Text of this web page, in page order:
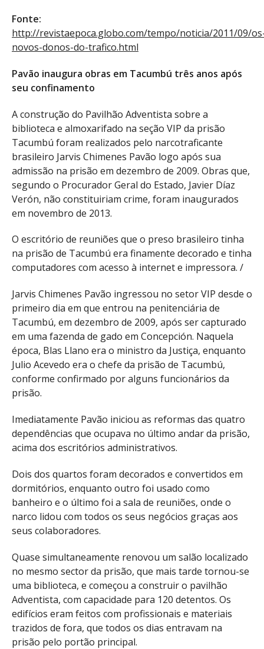
Fonte:
http://revistaepoca.globo.com/tempo/noticia/2011/09/
novos-donos-do-trafico.html
Pavão inaugura obras em Tacumbú três anos após
seu confinamento
A construção do Pavilhão Adventista sobre a
biblioteca e almoxarifado na seção VIP da prisão
Tacumbú foram realizados pelo narcotraficante
brasileiro Jarvis Chimenes Pavão logo após sua
admissão na prisão em dezembro de 2009. Obras que,
segundo o Procurador Geral do Estado, Javier Díaz
Verón, não constituiriam crime, foram inaugurados
em novembro de 2013.
O escritório de reuniões que o preso brasileiro tinha
na prisão de Tacumbú era finamente decorado e tinha
computadores com acesso à internet e impressora. /
Jarvis Chimenes Pavão ingressou no setor VIP desde o
primeiro dia em que entrou na penitenciária de
Tacumbú, em dezembro de 2009, após ser capturado
em uma fazenda de gado em Concepción. Naquela
época, Blas Llano era o ministro da Justiça, enquanto
Julio Acevedo era o chefe da prisão de Tacumbú,
conforme confirmado por alguns funcionários da
prisão.
Imediatamente Pavão iniciou as reformas das quatro
dependências que ocupava no último andar da prisão,
acima dos escritórios administrativos.
Dois dos quartos foram decorados e convertidos em
dormitórios, enquanto outro foi usado como
banheiro e o último foi a sala de reuniões, onde o
narco lidou com todos os seus negócios graças aos
seus colaboradores.
Quase simultaneamente renovou um salão localizado
no mesmo sector da prisão, que mais tarde tornou-se
uma biblioteca, e começou a construir o pavilhão
Adventista, com capacidade para 120 detentos. Os
edifícios eram feitos com profissionais e materiais
trazidos de fora, que todos os dias entravam na
prisão pelo portão principal.